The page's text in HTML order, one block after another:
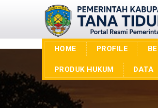
HOME PROFILE
PRODUK HUKUM DATA